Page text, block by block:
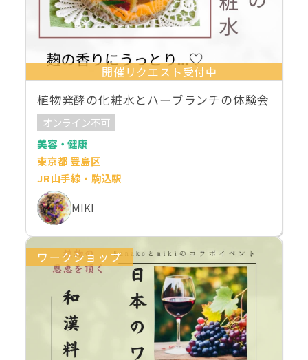
開催リクエスト受付中
植物発酵の化粧水とハーブランチの体験会
オンライン不可
美容・健康
東京都 豊島区
JR山手線・駒込駅
MIKI
ワークショップ